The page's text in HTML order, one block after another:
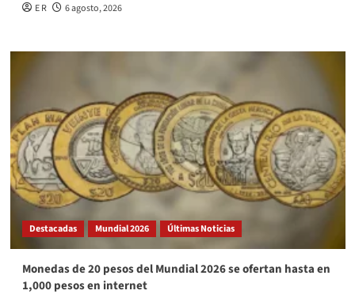
E R 6 agosto, 2026
Destacadas Mundial 2026 Últimas Noticias
Monedas de 20 pesos del Mundial 2026 se ofertan hasta en
1,000 pesos en internet